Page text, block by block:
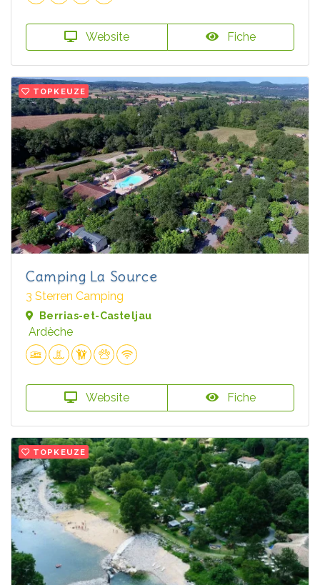
Website Fiche
TOPKEUZE
Camping La Source
3 Sterren Camping
Berrias-et-Casteljau
Ardèche
Website Fiche
TOPKEUZE